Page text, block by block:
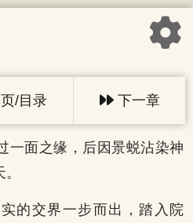
/目录 下一章
一面之缘，后因景蜕沾染神
的交界一步而出，踏入院